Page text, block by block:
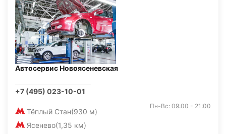
Автосервис Новоясеневская
+7 (495) 023-10-01
Тёплый Стан(930 м)
Ясенево(1,35 км)
Пн-Вс: 09:00 - 21:00